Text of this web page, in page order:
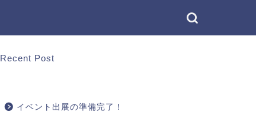
Recent Post
イベント出展の準備完了！